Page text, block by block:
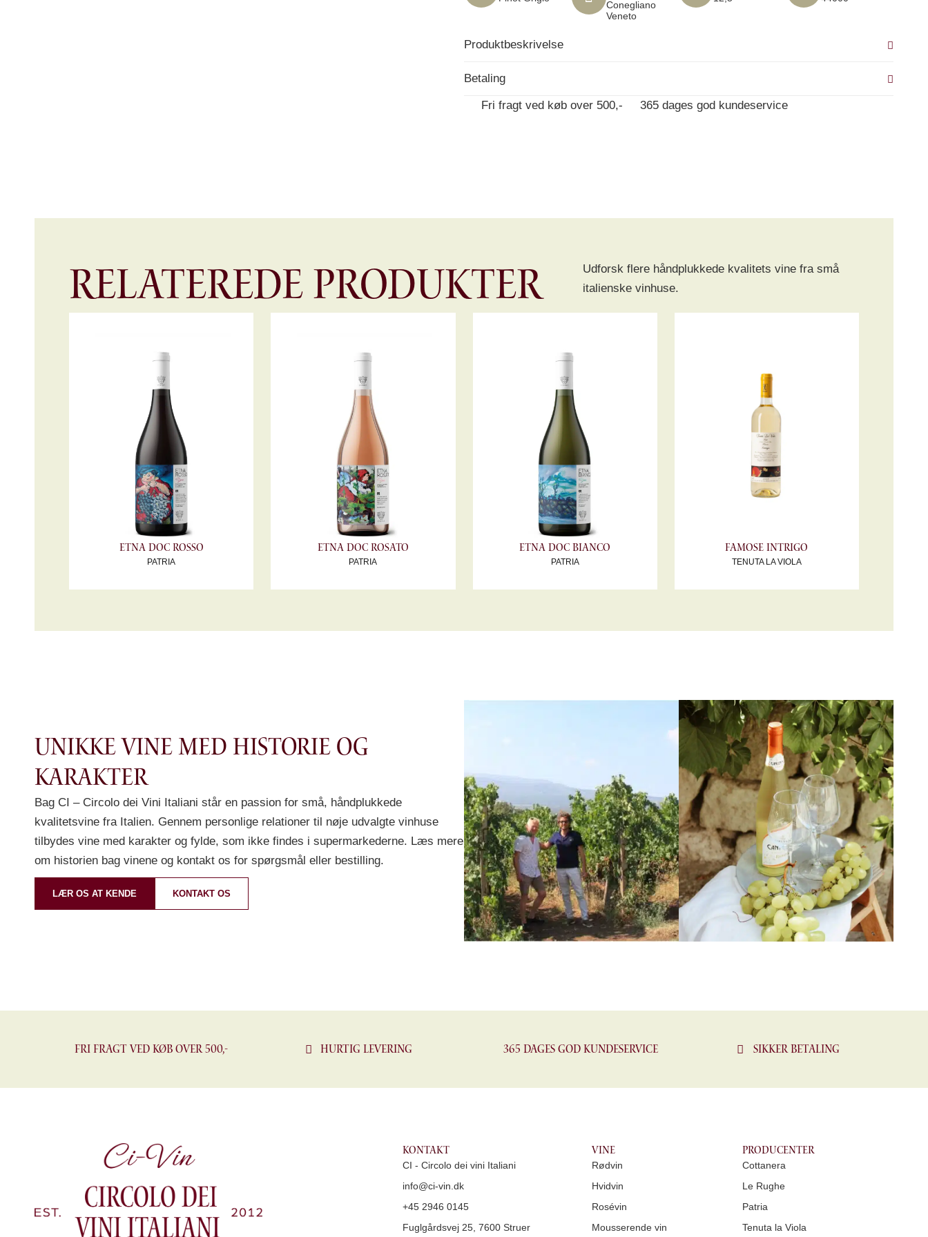
Conegliano
Veneto
Produktbeskrivelse
Betaling
Fri fragt ved køb over 500,- 365 dages god kundeservice
Relaterede produkter
Udforsk flere håndplukkede kvalitets vine fra små
italienske vinhuse.
Etna DOC Rosso
PATRIA
Etna DOC Rosato
PATRIA
Etna DOC Bianco
PATRIA
Famose Intrigo
TENUTA LA VIOLA
Unikke vine med historie og
karakter
Bag CI – Circolo dei Vini Italiani står en passion for små, håndplukkede
kvalitetsvine fra Italien. Gennem personlige relationer til nøje udvalgte vinhuse
tilbydes vine med karakter og fylde, som ikke findes i supermarkederne. Læs mere
om historien bag vinene og kontakt os for spørgsmål eller bestilling.
LÆR OS AT KENDE KONTAKT OS
Fri fragt ved køb over 500,- Hurtig levering 365 dages god kundeservice Sikker betaling
Kontakt
CI - Circolo dei vini Italiani
info@ci-vin.dk
+45 2946 0145
Fuglgårdsvej 25, 7600 Struer
Vine
Rødvin
Hvidvin
Rosévin
Mousserende vin
Producenter
Cottanera
Le Rughe
Patria
Tenuta la Viola